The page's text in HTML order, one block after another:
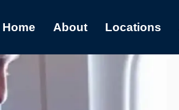
Home About Locations